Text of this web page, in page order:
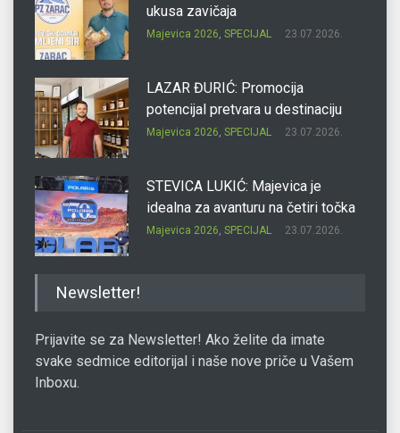
ukusa zavičaja
Majevica 2026, SPECIJAL 23.07.2026.
LAZAR ĐURIĆ: Promocija
potencijal pretvara u destinaciju
Majevica 2026, SPECIJAL 23.07.2026.
STEVICA LUKIĆ: Majevica je
idealna za avanturu na četiri točka
Majevica 2026, SPECIJAL 23.07.2026.
Newsletter!
Prijavite se za Newsletter! Ako želite da imate
svake sedmice editorijal i naše nove priče u Vašem
Inboxu.